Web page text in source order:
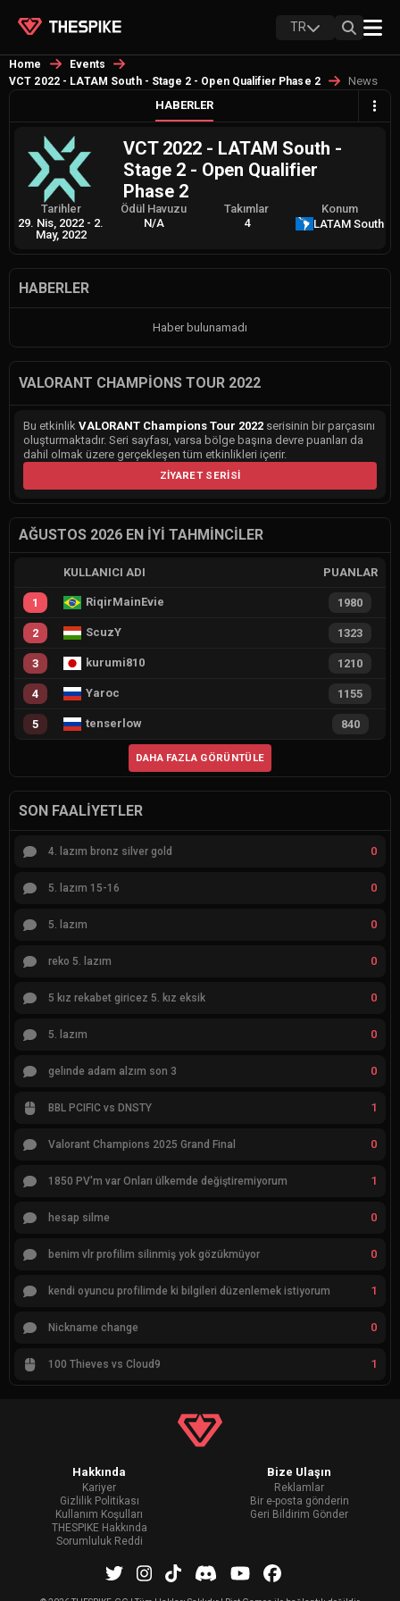
TR
Home
Events
VCT 2022 - LATAM South - Stage 2 - Open Qualifier Phase 2
News
HABERLER
VCT 2022 - LATAM South -
Stage 2 - Open Qualifier
Phase 2
Tarihler
29. Nis, 2022 - 2.
May, 2022
Ödül Havuzu
N/A
Takımlar
4
Konum
LATAM South
HABERLER
Haber bulunamadı
VALORANT CHAMPIONS TOUR 2022
Bu etkinlik VALORANT Champions Tour 2022 serisinin bir parçasını
oluşturmaktadır. Seri sayfası, varsa bölge başına devre puanları da
dahil olmak üzere gerçekleşen tüm etkinlikleri içerir.
ZIYARET SERISI
AĞUSTOS 2026 EN İYI TAHMINCILER
KULLANICI ADI PUANLAR
1 RiqirMainEvie 1980
2 ScuzY 1323
3 kurumi810 1210
4 Yaroc 1155
5 tenserlow 840
DAHA FAZLA GÖRÜNTÜLE
SON FAALIYETLER
4. lazım bronz silver gold 0
5. lazım 15-16 0
5. lazım 0
reko 5. lazım 0
5 kız rekabet giricez 5. kız eksik 0
5. lazım 0
gelınde adam alzım son 3 0
BBL PCIFIC vs DNSTY 1
Valorant Champions 2025 Grand Final 0
1850 PV'm var Onları ülkemde değiştiremiyorum 1
hesap silme 0
benim vlr profilim silinmiş yok gözükmüyor 0
kendi oyuncu profilimde ki bilgileri düzenlemek istiyorum 1
Nickname change 0
100 Thieves vs Cloud9 1
Hakkında
Kariyer
Gizlilik Politikası
Kullanım Koşulları
THESPIKE Hakkında
Sorumluluk Reddi
Bize Ulaşın
Reklamlar
Bir e-posta gönderin
Geri Bildirim Gönder